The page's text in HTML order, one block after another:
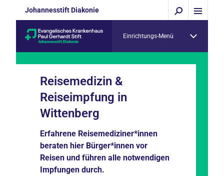
Johannesstift Diakonie
Einrichtungs-Menü
Reisemedizin &
Reiseimpfung in
Wittenberg
Erfahrene Reisemediziner*innen
beraten hier Bürger*innen vor
Reisen und führen alle notwendigen
Impfungen durch.